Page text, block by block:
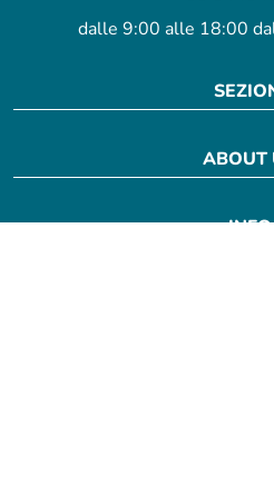
dalle 9:00 alle 18:00
ABOUT
INFO